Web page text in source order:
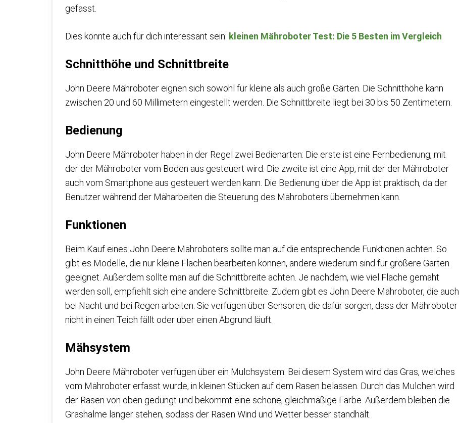
gefasst.
Dies könnte auch für dich interessant sein: kleinen Mähroboter Test: Die 5 Besten im Vergleich
Schnitthöhe und Schnittbreite
John Deere Mähroboter eignen sich sowohl für kleine als auch große Gärten. Die Schnitthöhe kann
zwischen 20 und 60 Millimetern eingestellt werden. Die Schnittbreite liegt bei 30 bis 50 Zentimetern.
Bedienung
John Deere Mähroboter haben in der Regel zwei Bedienarten: Die erste ist eine Fernbedienung, mit
der der Mähroboter vom Boden aus gesteuert wird. Die zweite ist eine App, mit der der Mähroboter
auch vom Smartphone aus gesteuert werden kann. Die Bedienung über die App ist praktisch, da der
Benutzer während der Mäharbeiten die Steuerung des Mähroboters übernehmen kann.
Funktionen
Beim Kauf eines John Deere Mähroboters sollte man auf die entsprechende Funktionen achten. So
gibt es Modelle, die nur kleine Flächen bearbeiten können, andere wiederum sind für größere Garten
geeignet. Außerdem sollte man auf die Schnittbreite achten. Je nachdem, wie viel Fläche gemäht
werden soll, empfiehlt sich eine andere Schnittbreite. Zudem gibt es John Deere Mähroboter, die auch
bei Nacht und bei Regen arbeiten. Sie verfügen über Sensoren, die dafür sorgen, dass der Mähroboter
nicht in einen Teich fällt oder über einen Abgrund läuft.
Mähsystem
John Deere Mähroboter verfügen über ein Mulchsystem. Bei diesem System wird das Gras, welches
vom Mähroboter erfasst wurde, in kleinen Stücken auf dem Rasen belassen. Durch das Mulchen wird
der Rasen von oben gedüngt und bekommt eine schöne, gleichmäßige Farbe. Außerdem bleiben die
Grashalme länger stehen, sodass der Rasen Wind und Wetter besser standhält.